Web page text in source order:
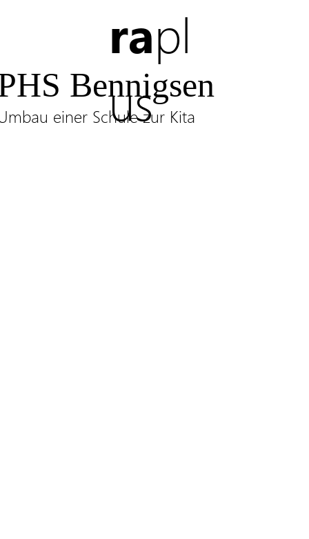
rapl
us
Bennigsen
einer Schule zur Kita